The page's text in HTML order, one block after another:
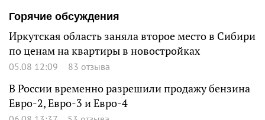
Горячие обсуждения
Иркутская область заняла второе место в Сибири
по ценам на квартиры в новостройках
05.08 12:09 83 отзыва
В России временно разрешили продажу бензина
Евро-2, Евро-3 и Евро-4